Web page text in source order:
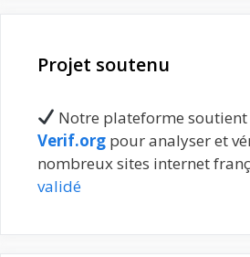
Projet soutenu
Notre plateforme
Verif.org pour analyser et
nombreux sites internet
validé